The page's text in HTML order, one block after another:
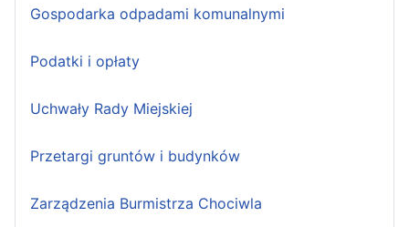
Gospodarka odpadami komunalnymi
Podatki i opłaty
Uchwały Rady Miejskiej
Przetargi gruntów i budynków
Zarządzenia Burmistrza Chociwla